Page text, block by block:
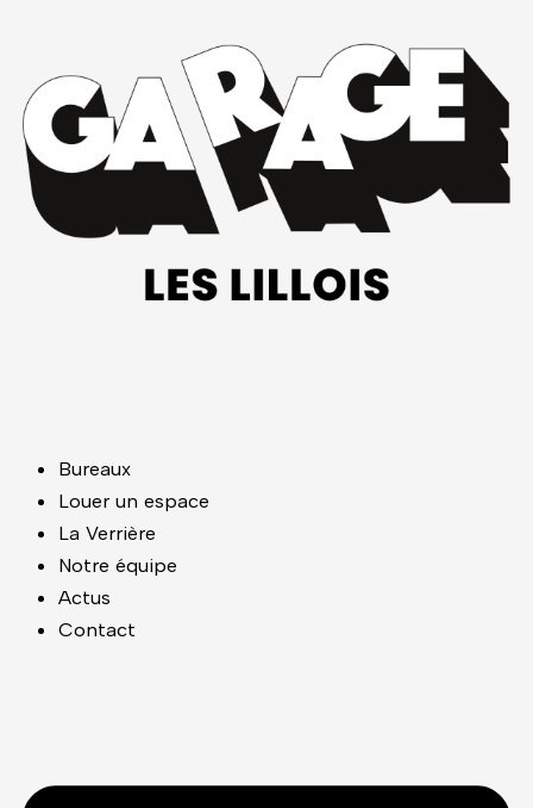
Bureaux
Louer un espace
La Verrière
Notre équipe
Actus
Contact